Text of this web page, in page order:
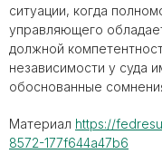
ситуации, когда
управляющего
должной
независимости у суда
обоснованные
Материал https://
8572-177f644a47b6